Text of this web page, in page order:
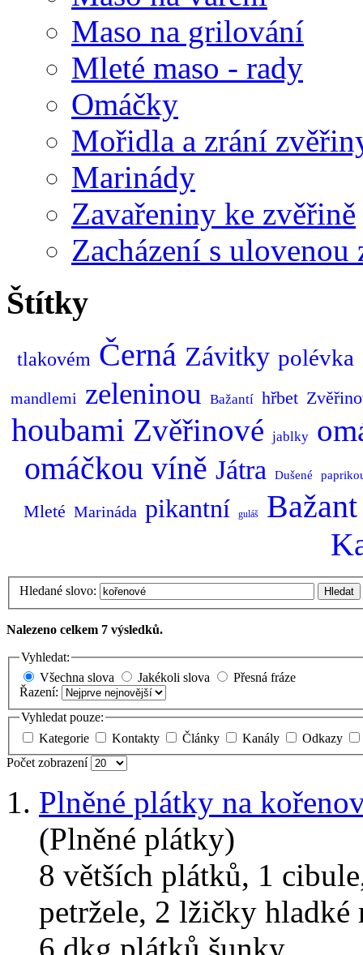
Maso na grilování
Mleté maso - rady
Omáčky
Mořidla a zrání
Marinády
Zavařeniny ke zvěřině
Zacházení s ulovenou
Štítky
tlakovém Černá Závitky polévka
mandlemi zeleninou Bažantí hřbet
houbami Zvěřinové jablky
omáčkou víně Játra Dušené
Mleté Marináda pikantní guláš
Bažant
Hledané slovo: Hledat
Nalezeno celkem 7 výsledků.
Vyhledat:
Všechna slova
Jakékoli slova
Přesná fráze
Řazení:
Vyhledat pouze:
Kategorie
Kontakty Články Kanály
Odkazy
Počet zobrazení
1. Plněné plátky na
(Plněné plátky)
8 větších plátků, 1
petržele, 2 lžičky hladké